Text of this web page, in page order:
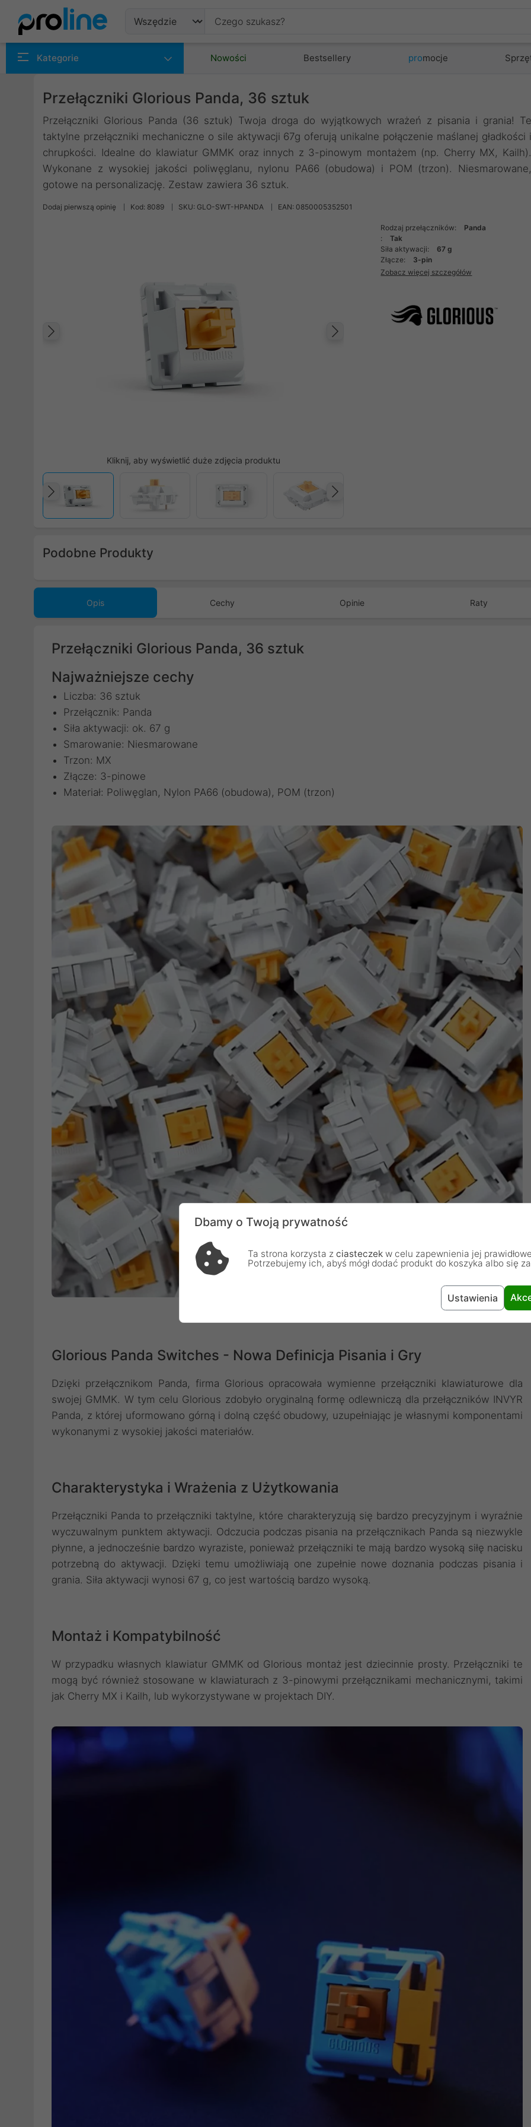
Kategorie
Kategorie Nowości Bestsellery promocje
Przełączniki Glorious Panda, 36 sztuk
Przełączniki Glorious Panda (36 sztuk) Twoja droga do wyjątkowych wrażeń z pisania i grania! Te
taktylne przełączniki mechaniczne o sile aktywacji 67g oferują unikalne połączenie maślanej gładkości i
chrupkości. Idealne do klawiatur GMMK oraz innych z 3-pinowym montażem (np. Cherry MX, Kailh).
Wykonane z wysokiej jakości poliwęglanu, nylonu PA66 (obudowa) i POM (trzon). Niesmarowane,
gotowe na personalizację. Zestaw zawiera 36 sztuk.
Dodaj pierwszą opinię Kod: 8089 SKU: GLO-SWT-HPANDA EAN: 0850005352501
Kliknij, aby wyświetlić duże zdjęcia produktu
Poprzedni
Rodzaj przełączników:
Panda
:
Tak
Siła aktywacji:
67 g
Złącze:
3-pin
Zobacz więcej szczegółów
Podobne Produkty
Opis Cechy Opinie Raty
Przełączniki Glorious Panda, 36 sztuk
Najważniejsze cechy
Liczba: 36 sztuk
Przełącznik: Panda
Siła aktywacji: ok. 67 g
Smarowanie: Niesmarowane
Trzon: MX
Złącze: 3-pinowe
Materiał: Poliwęglan, Nylon PA66 (obudowa), POM (trzon)
Glorious Panda Switches - Nowa Definicja Pisania i Gry
Dzięki przełącznikom Panda, firma Glorious opracowała wymienne przełączniki klawiaturowe dla
swojej GMMK. W tym celu Glorious zdobyło oryginalną formę odlewniczą dla przełączników INVYR
Panda, z której uformowano górną i dolną część obudowy, uzupełniając je własnymi komponentami
wykonanymi z wysokiej jakości materiałów.
Charakterystyka i Wrażenia z Użytkowania
Przełączniki Panda to przełączniki taktylne, które charakteryzują się bardzo precyzyjnym i wyraźnie
wyczuwalnym punktem aktywacji. Odczucia podczas pisania na przełącznikach Panda są niezwykle
płynne, a jednocześnie bardzo wyraziste, ponieważ przełączniki te mają bardzo wysoką siłę nacisku
potrzebną do aktywacji. Dzięki temu umożliwiają one zupełnie nowe doznania podczas pisania i
grania. Siła aktywacji wynosi 67 g, co jest wartością bardzo wysoką.
Montaż i Kompatybilność
W przypadku własnych klawiatur GMMK od Glorious montaż jest dziecinnie prosty. Przełączniki te
mogą być również stosowane w klawiaturach z 3-pinowymi przełącznikami mechanicznymi, takimi
jak Cherry MX i Kailh, lub wykorzystywane w projektach DIY.
Dbamy o Twoją prywatność
Ta strona korzysta z ciasteczek w celu zapewnienia jej
Potrzebujemy ich, abyś mógł dodać produkt do koszyka albo się
Ustawienia